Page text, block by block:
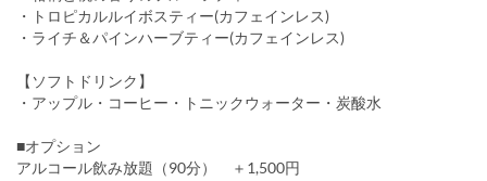
・トロピカルルイボスティー(カフェインレス)
・ライチ＆パインハーブティー(カフェインレス)
【ソフトドリンク】
・アップル・コーヒー・トニックウォーター・炭酸水
■オプション
アルコール飲み放題（90分） ＋1,500円